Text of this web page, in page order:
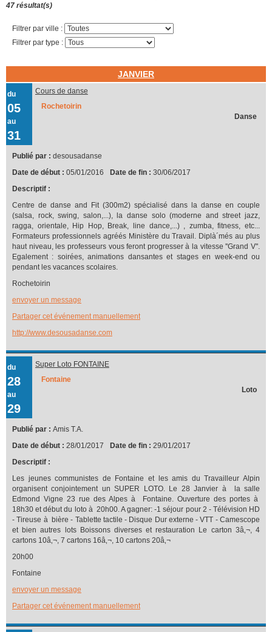
47 résultat(s)
Filtrer par ville :
Filtrer par type :
JANVIER
du
05
au
31
Cours de danse
Rochetoirin
Danse
Publié par : desousadanse
Date de début : 05/01/2016 Date de fin : 30/06/2017
Descriptif :
Centre de danse and Fit (300m2) spécialisé dans la danse en couple
(salsa, rock, swing, salon,...), la danse solo (moderne and street jazz,
ragga, orientale, Hip Hop, Break, line dance,...) , zumba, fitness, etc...
Formateurs professionnels agréés Ministère du Travail. Diplà´més au plus
haut niveau, les professeurs vous feront progresser à la vitesse ''Grand V''.
Egalement : soirées, animations dansantes et stages en week-end ou
pendant les vacances scolaires.
Rochetoirin
envoyer un message
Partager cet événement manuellement
http://www.desousadanse.com
du
28
au
29
Super Loto FONTAINE
Fontaine
Loto
Publié par : Amis T.A.
Date de début : 28/01/2017 Date de fin : 29/01/2017
Descriptif :
Les jeunes communistes de Fontaine et les amis du Travailleur Alpin
organisent conjointement un SUPER LOTO. Le 28 Janvier à la salle
Edmond Vigne 23 rue des Alpes à Fontaine. Ouverture des portes à
18h30 et début du loto à 20h00. A gagner: -1 séjour pour 2 - Télévision HD
- Tireuse à bière - Tablette tactile - Disque Dur externe - VTT - Camescope
et bien autres lots Boissons diverses et restauration Le carton 3â‚¬, 4
cartons 10â‚¬, 7 cartons 16â‚¬, 10 cartons 20â‚¬
20h00
Fontaine
envoyer un message
Partager cet événement manuellement